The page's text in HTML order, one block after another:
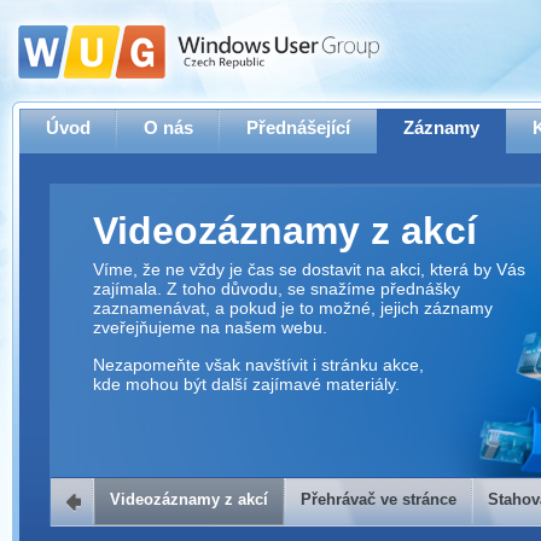
Úvod O nás Přednášející Záznamy
Videozáznamy z akcí
Víme, že ne vždy je čas se dostavit na akci, která by Vás
zajímala. Z toho důvodu, se snažíme přednášky
zaznamenávat, a pokud je to možné, jejich záznamy
zveřejňujeme na našem webu.
Nezapomeňte však navštívit i stránku akce,
kde mohou být další zajímavé materiály.
Přehrávač ve stránce
Videozáznamy z akcí Přehrávač ve stránce